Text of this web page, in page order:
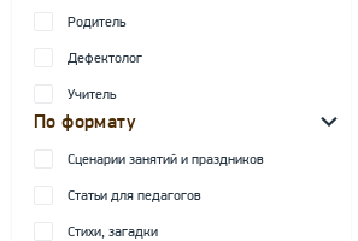
Родитель
Дефектолог
Учитель
По формату
Сценарии занятий и праздников
Статьи для педагогов
Стихи, загадки